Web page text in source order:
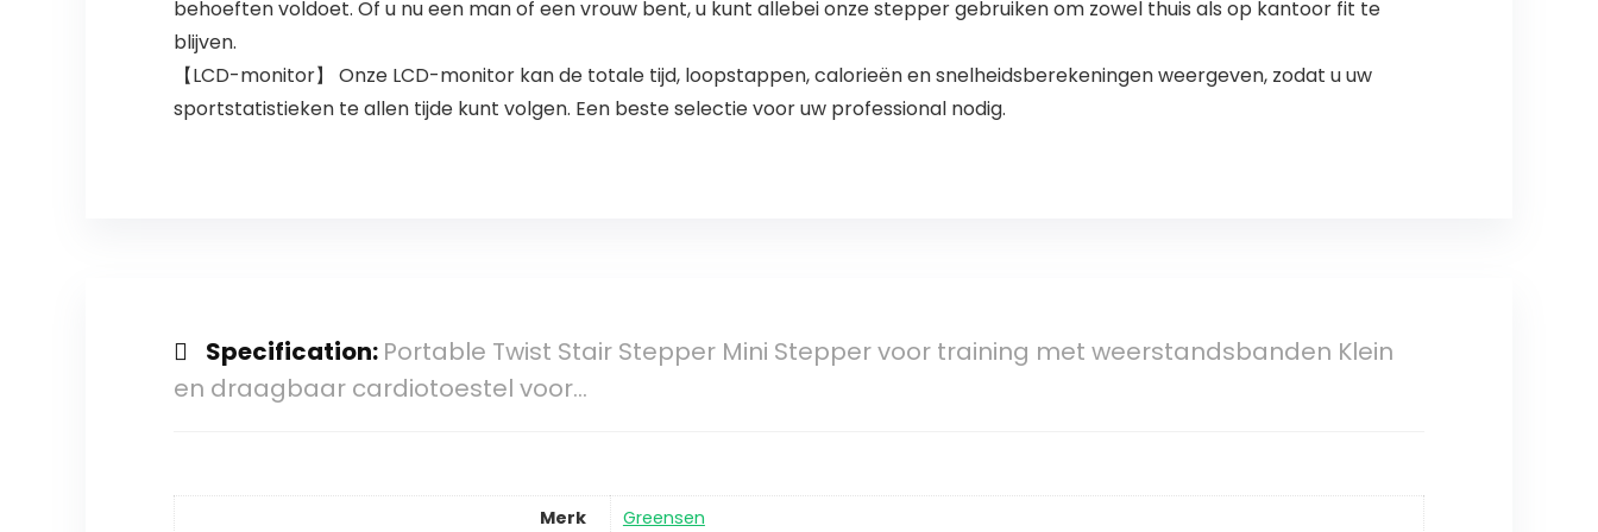
behoeften voldoet. Of u nu een man of een vrouw bent, u kunt allebei onze stepper gebruiken om zowel thuis als op kantoor fit te
blijven.
【LCD-monitor】 Onze LCD-monitor kan de totale tijd, loopstappen, calorieën en snelheidsberekeningen weergeven, zodat u uw
sportstatistieken te allen tijde kunt volgen. Een beste selectie voor uw professional nodig.
Specification: Portable Twist Stair Stepper Mini Stepper voor training met weerstandsbanden Klein
en draagbaar cardiotoestel voor…
Merk Greensen